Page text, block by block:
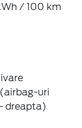
/ 100 km
uri
dreapta)